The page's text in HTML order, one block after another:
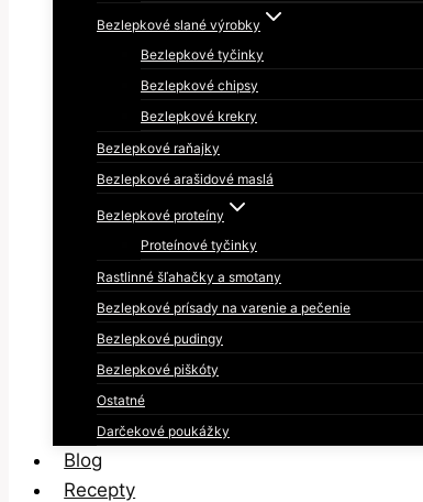
Bezlepkové slané výrobky
Bezlepkové tyčinky
Bezlepkové chipsy
Bezlepkové krekry
Bezlepkové raňajky
Bezlepkové arašidové maslá
Bezlepkové proteíny
Proteínové tyčinky
Rastlinné šľahačky a smotany
Bezlepkové prísady na varenie a pečenie
Bezlepkové pudingy
Bezlepkové piškóty
Ostatné
Darčekové poukážky
Blog
Recepty